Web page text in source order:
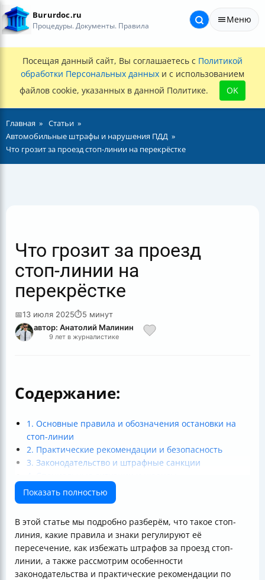
Bururdoc.ru
Процедуры. Документы. Правила
Меню
Посещая данный сайт, Вы соглашаетесь с Политикой
обработки Персональных данных и с использованием
файлов cookie, указанных в данной Политике.
OK
Главная
Статьи
Автомобильные штрафы и нарушения ПДД
Что грозит за проезд стоп-линии на перекрёстке
Что грозит за проезд
стоп-линии на
перекрёстке
📅13 июля 2025⏱5 минут
автор: Анатолий Малинин
9 лет в журналистике
Содержание:
1. Основные правила и обозначения остановки на
стоп-линии
2. Практические рекомендации и безопасность
3. Законодательство и штрафные санкции
Итоговые советы для водителей
Показать полностью
В этой статье мы подробно разберём, что такое стоп-
линия, какие правила и знаки регулируют её
пересечение, как избежать штрафов за проезд стоп-
линии, а также рассмотрим особенности
законодательства и практические рекомендации по